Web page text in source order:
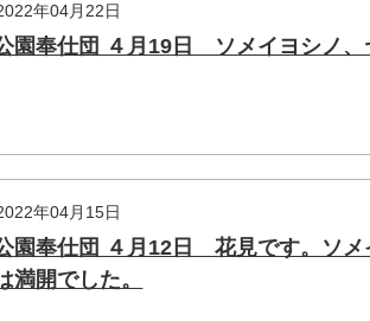
年04月22日
園奉仕団 ４月19日 ソメイヨシノ、
年04月15日
園奉仕団 ４月12日 花見です。ソメ
満開でした。